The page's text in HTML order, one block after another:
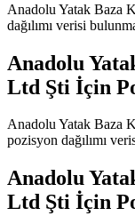
Anadolu Yatak Baza
dağılımı verisi
Anadolu
Ltd Şti İçin
Anadolu Yatak Baza
pozisyon dağılımı
Anadolu
Ltd Şti İçin